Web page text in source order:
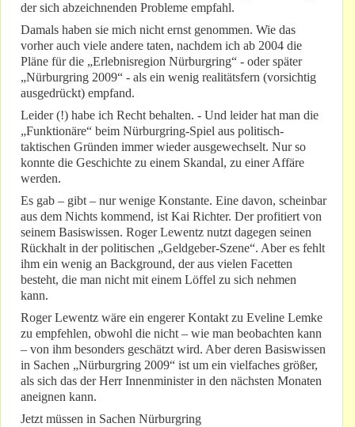
der sich abzeichnenden Probleme empfahl.
Damals haben sie mich nicht ernst genommen. Wie das
vorher auch viele andere taten, nachdem ich ab 2004 die
Pläne für die „Erlebnisregion Nürburgring“ - oder später
„Nürburgring 2009“ - als ein wenig realitätsfern (vorsichtig
ausgedrückt) empfand.
Leider (!) habe ich Recht behalten. - Und leider hat man die
„Funktionäre“ beim Nürburgring-Spiel aus politisch-
taktischen Gründen immer wieder ausgewechselt. Nur so
konnte die Geschichte zu einem Skandal, zu einer Affäre
werden.
Es gab – gibt – nur wenige Konstante. Eine davon, scheinbar
aus dem Nichts kommend, ist Kai Richter. Der profitiert von
seinem Basiswissen. Roger Lewentz nutzt dagegen seinen
Rückhalt in der politischen „Geldgeber-Szene“. Aber es fehlt
ihm ein wenig an Background, der aus vielen Facetten
besteht, die man nicht mit einem Löffel zu sich nehmen
kann.
Roger Lewentz wäre ein engerer Kontakt zu Eveline Lemke
zu empfehlen, obwohl die nicht – wie man beobachten kann
– von ihm besonders geschätzt wird. Aber deren Basiswissen
in Sachen „Nürburgring 2009“ ist um ein vielfaches größer,
als sich das der Herr Innenminister in den nächsten Monaten
aneignen kann.
Jetzt müssen in Sachen Nürburgring